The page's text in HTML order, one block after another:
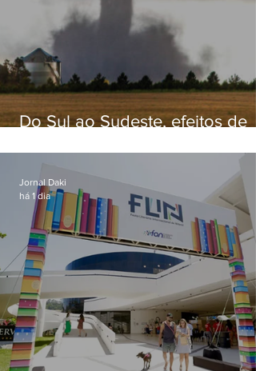
Do Sul ao Sudeste, efeitos de
apreensão na população
Jornal Daki
há 1 dia